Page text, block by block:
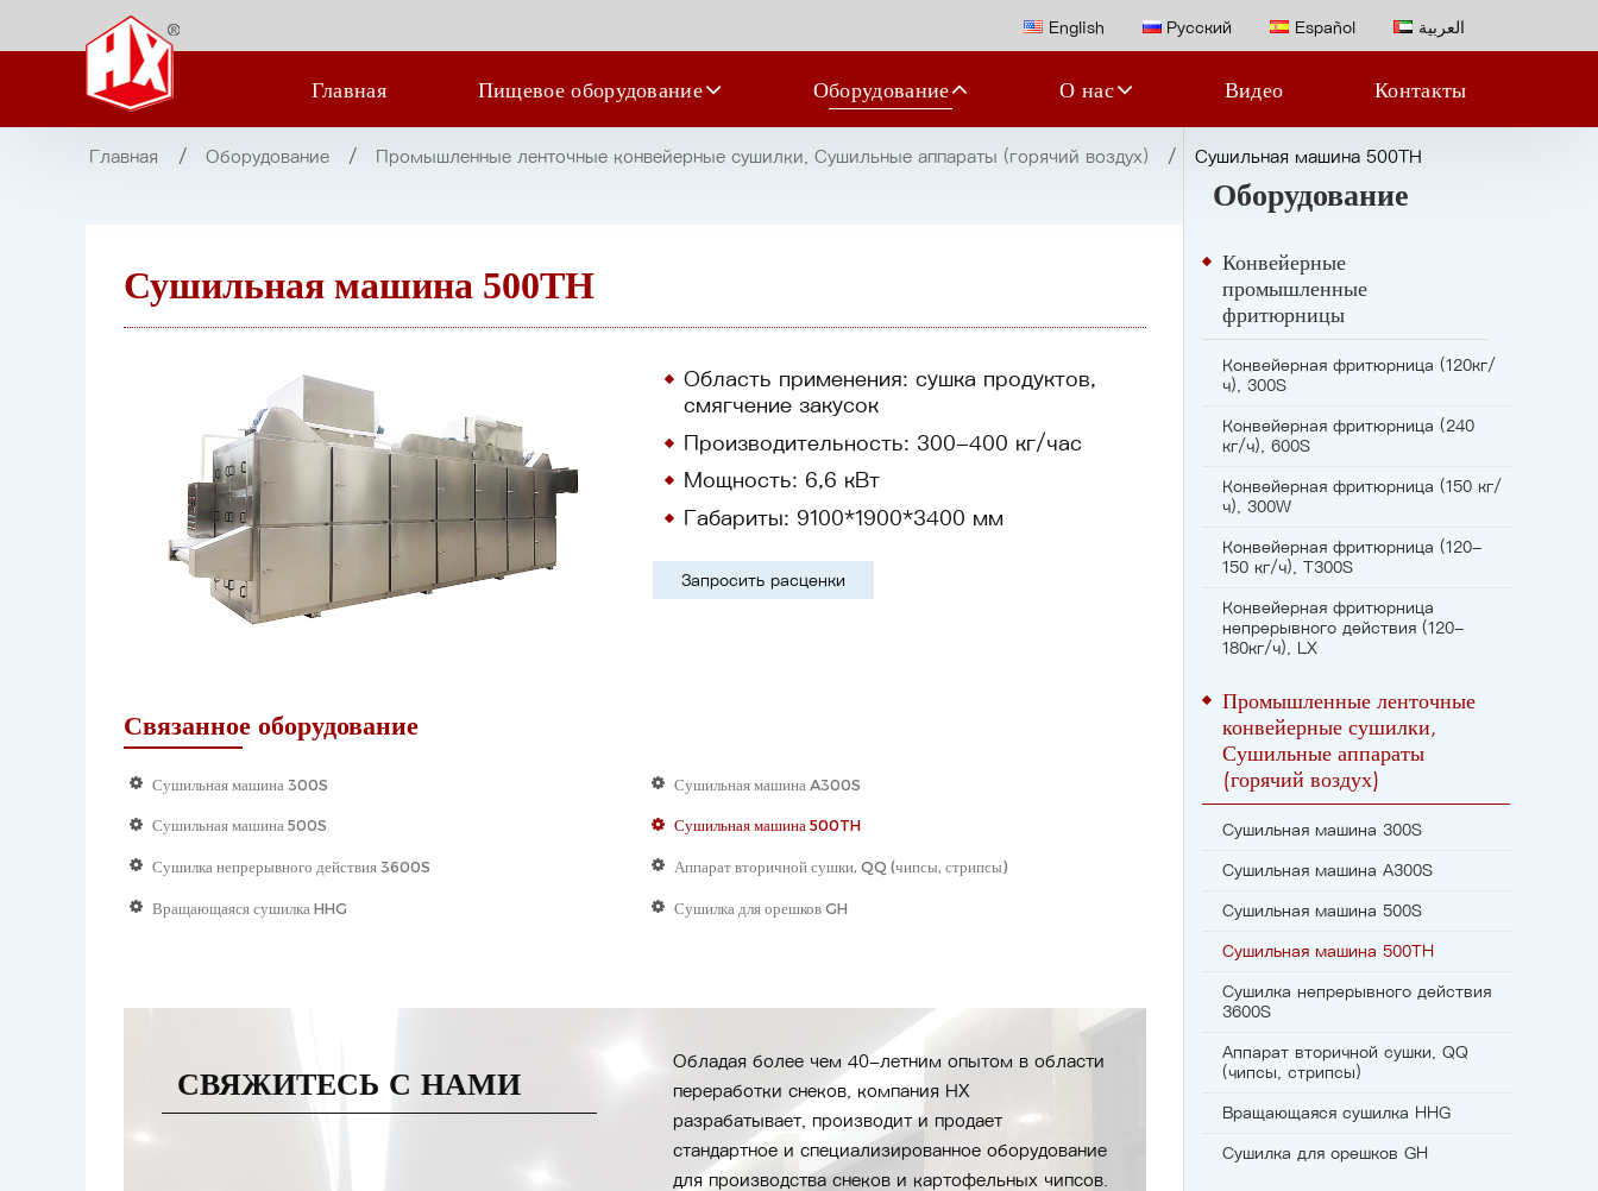
English Русский Español العربية
Главная Пищевое оборудование Оборудование О нас Видео Контакты
Главная Оборудование Промышленные ленточные конвейерные сушилки, Сушильные аппараты (горячий воздух) Сушильная машина 500TH
Сушильная машина 500TH
Область применения: сушка продуктов,
смягчение закусок
Производительность: 300-400 кг/час
Мощность: 6,6 кВт
Габариты: 9100*1900*3400 мм
Запросить расценки
Связанное оборудование
Сушильная машина 300S Сушильная машина A300S
Сушильная машина 500S Сушильная машина 500TH
Сушилка непрерывного действия 3600S Аппарат вторичной сушки, QQ (чипсы, стрипсы)
Вращающаяся сушилка HHG Сушилка для орешков GH
СВЯЖИТЕСЬ С НАМИ
Обладая более чем 40-летним опытом в области
переработки снеков, компания HX
разрабатывает, производит и продает
стандартное и специализированное оборудование
для производства снеков и картофельных чипсов.
Оборудование
Конвейерные
промышленные
фритюрницы
Конвейерная фритюрница (120кг/
ч), 300S
Конвейерная фритюрница (240
кг/ч), 600S
Конвейерная фритюрница (150 кг/
ч), 300W
Конвейерная фритюрница (120-
150 кг/ч), T300S
Конвейерная фритюрница
непрерывного действия (120-
180кг/ч), LX
Промышленные ленточные
конвейерные сушилки,
Сушильные аппараты
(горячий воздух)
Сушильная машина 300S
Сушильная машина A300S
Сушильная машина 500S
Сушильная машина 500TH
Сушилка непрерывного действия
3600S
Аппарат вторичной сушки, QQ
(чипсы, стрипсы)
Вращающаяся сушилка HHG
Сушилка для орешков GH